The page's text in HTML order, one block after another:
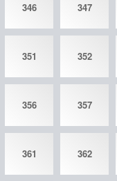
346 347
351 352
356 357
361 362